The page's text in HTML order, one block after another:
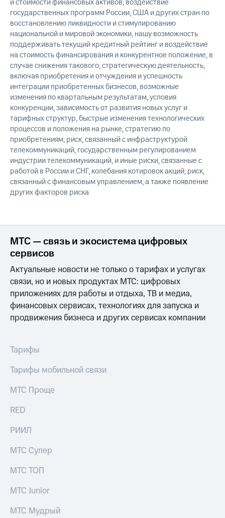
и стоимости финансовых активов; воздействие
государственных программ России, США и других стран по
восстановлению ликвидности и стимулированию
национальной и мировой экономики, нашу возможность
поддерживать текущий кредитный рейтинг и воздействие
на стоимость финансирования и конкурентное положение, в
случае снижения такового; стратегическую деятельность,
включая приобретения и отчуждения и успешность
интеграции приобретенных бизнесов, возможные
изменения по квартальным результатам, условия
конкуренции, зависимость от развития новых услуг и
тарифных структур, быстрые изменения технологических
процессов и положения на рынке, стратегию по
приобретениям; риск, связанный с инфраструктурой
телекоммуникаций, государственным регулированием
индустрии телекоммуникаций, и иные риски, связанные с
работой в России и СНГ, колебания котировок акций; риск,
связанный с финансовым управлением, а также появление
других факторов риска.
МТС — связь и экосистема цифровых
сервисов
Актуальные новости не только о тарифах и услугах
связи, но и новых продуктах МТС: цифровых
приложениях для работы и отдыха, ТВ и медиа,
финансовых сервисах, технологиях для запуска и
продвижения бизнеса и других сервисах компании
Тарифы
Тарифы мобильной связи
МТС Проще
RED
РИИЛ
МТС Супер
МТС ТОП
МТС Junior
МТС Мудрый